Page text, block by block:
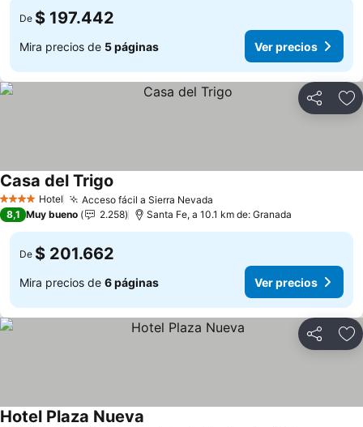
De $ 197.442
Mira precios de 5 páginas Ver precios
Compartir
4 EstrellasHotel Acceso fácil a Sierra Nevada
Casa del Trigo
8,1 Muy bueno 2.258 Santa Fe, a 10.1 km de: Granada
De $ 201.662
Mira precios de 6 páginas Ver precios
Compartir
Hotel Plaza Nueva